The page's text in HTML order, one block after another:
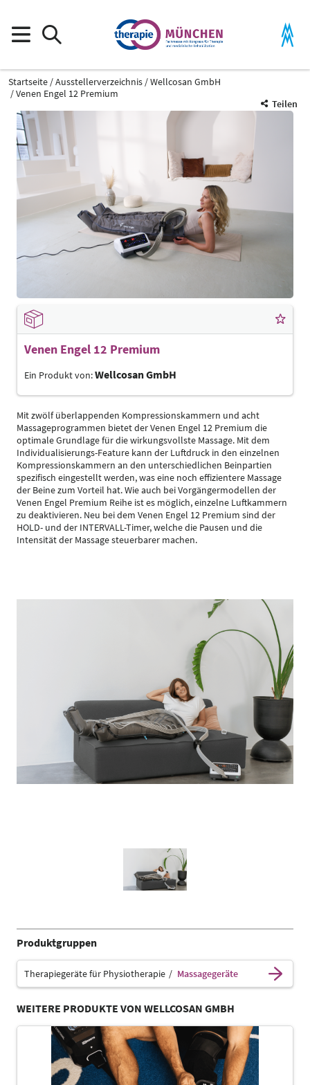
Startseite Ausstellerverzeichnis
Wellcosan GmbH
Venen Engel 12 Premium
Teilen
Venen Engel 12 Premium
Ein Produkt von:Wellcosan GmbH
Mit zwölf überlappenden Kompressionskammern und acht
Massageprogrammen bietet der Venen Engel 12 Premium die
optimale Grundlage für die wirkungsvollste Massage. Mit dem
Individualisierungs-Feature kann der Luftdruck in den einzelnen
Kompressionskammern an den unterschiedlichen Beinpartien
spezifisch eingestellt werden, was eine noch effizientere Massage
der Beine zum Vorteil hat. Wie auch bei Vorgängermodellen der
Venen Engel Premium Reihe ist es möglich, einzelne Luftkammern
zu deaktivieren. Neu bei dem Venen Engel 12 Premium sind der
HOLD- und der INTERVALL-Timer, welche die Pausen und die
Intensität der Massage steuerbarer machen.
Produktgruppen
Therapiegeräte für Physiotherapie Massagegeräte
WEITERE PRODUKTE VON WELLCOSAN GMBH